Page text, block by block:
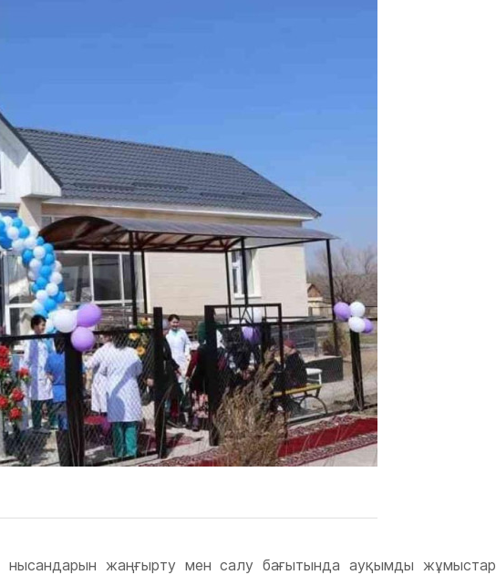
жаңғырту мен салу бағытында ауқымды жұмыстар